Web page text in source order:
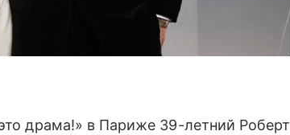
драма!» в Париже 39-летний Роберт